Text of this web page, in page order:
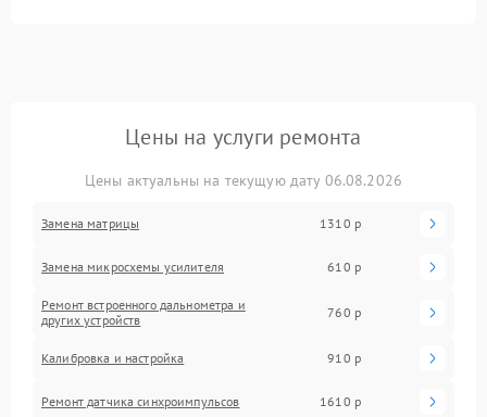
Цены на услуги ремонта
Цены актуальны на текущую дату 06.08.2026
Замена матрицы 1310 р
Замена микросхемы усилителя 610 р
Ремонт встроенного дальнометра и
других устройств
760 р
Калибровка и настройка 910 р
Ремонт датчика синхроимпульсов 1610 р